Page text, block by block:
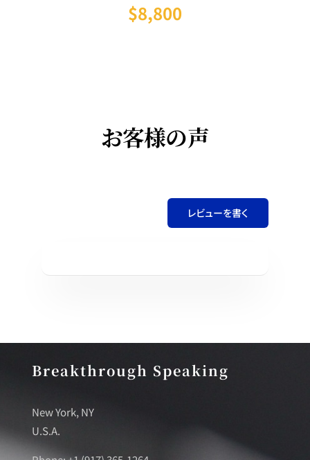
$8,800
お客様の声
レビューを書く
Breakthrough Speaking
New York, NY
U.S.A.